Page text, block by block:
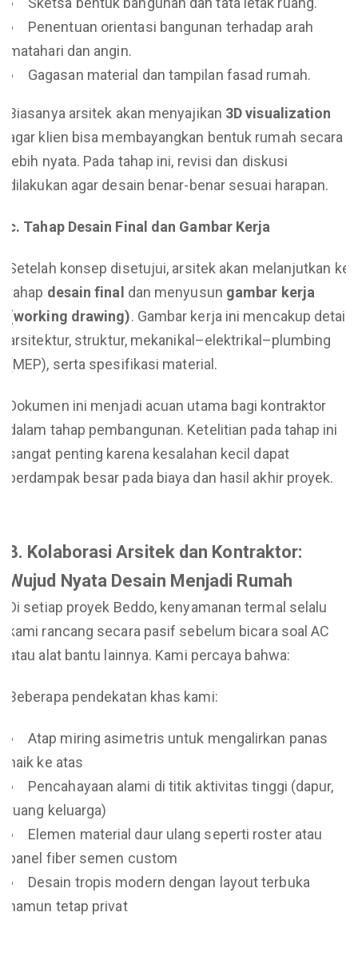
Penentuan orientasi bangunan terhadap arah
matahari dan angin.
Gagasan material dan tampilan fasad rumah.
Biasanya arsitek akan menyajikan 3D visualization
agar klien bisa membayangkan bentuk rumah secara
lebih nyata. Pada tahap ini, revisi dan diskusi
dilakukan agar desain benar-benar sesuai harapan.
c. Tahap Desain Final dan Gambar Kerja
Setelah konsep disetujui, arsitek akan melanjutkan ke
tahap desain final dan menyusun gambar kerja
(working drawing). Gambar kerja ini mencakup detail
arsitektur, struktur, mekanikal–elektrikal–plumbing
(MEP), serta spesifikasi material.
Dokumen ini menjadi acuan utama bagi kontraktor
dalam tahap pembangunan. Ketelitian pada tahap ini
sangat penting karena kesalahan kecil dapat
berdampak besar pada biaya dan hasil akhir proyek.
3. Kolaborasi Arsitek dan Kontraktor:
Wujud Nyata Desain Menjadi Rumah
Di setiap proyek Beddo, kenyamanan termal selalu
kami rancang secara pasif sebelum bicara soal AC
atau alat bantu lainnya. Kami percaya bahwa:
Beberapa pendekatan khas kami:
Atap miring asimetris untuk mengalirkan panas
naik ke atas
Pencahayaan alami di titik aktivitas tinggi (dapur,
ruang keluarga)
Elemen material daur ulang seperti roster atau
panel fiber semen custom
Desain tropis modern dengan layout terbuka
namun tetap privat